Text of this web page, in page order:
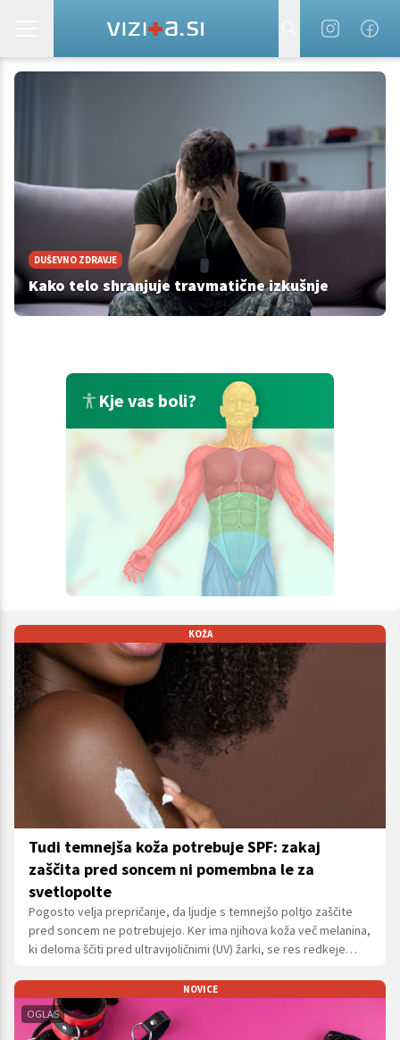
DUŠEVNO ZDRAVJE
Kako telo shranjuje travmatične izkušnje
Kje vas boli?
KOŽA
Tudi temnejša koža potrebuje SPF: zakaj
zaščita pred soncem ni pomembna le za
svetlopolte
Pogosto velja prepričanje, da ljudje s temnejšo poltjo zaščite
pred soncem ne potrebujejo. Ker ima njihova koža več melanina,
ki deloma ščiti pred ultravijoličnimi (UV) žarki, se res redkeje
NOVICE
OGLAS